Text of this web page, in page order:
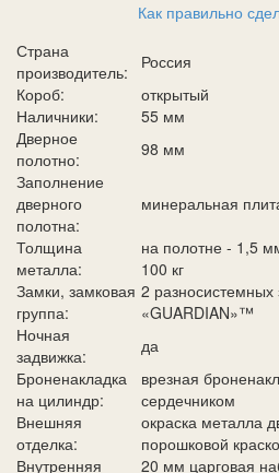
Как правильно
Страна
производитель:
Россия
Короб:
открытый
Наличники:
55 мм
Дверное
полотно:
98 мм
Заполнение
дверного
полотна:
минеральная
Толщина
металла:
на полотне - 1,5
100 кг
Замки, замковая
группа:
2 разносистемных
«GUARDIAN»™
Ночная
задвижка:
да
Броненакладка
на цилиндр:
врезная
сердечником
Внешняя
отделка:
окраска металла
порошковой
Внутренняя
20 мм царговая